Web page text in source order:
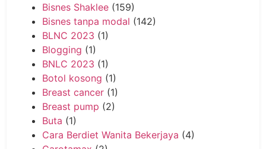
Bisnes Shaklee (159)
Bisnes tanpa modal (142)
BLNC 2023 (1)
Blogging (1)
BNLC 2023 (1)
Botol kosong (1)
Breast cancer (1)
Breast pump (2)
Buta (1)
Cara Berdiet Wanita Bekerjaya (4)